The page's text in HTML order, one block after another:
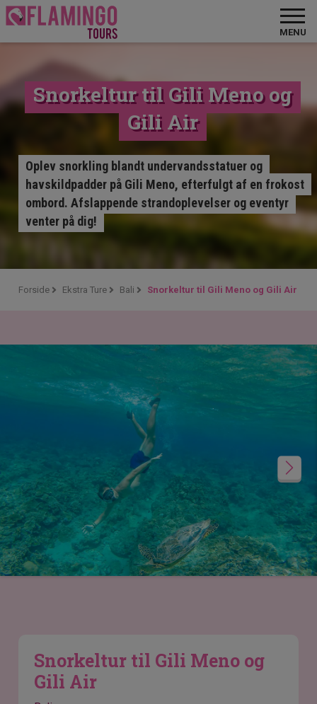
MENU
Snorkeltur til Gili Meno og
Gili Air
Oplev snorkling blandt undervandsstatuer og
havskildpadder på Gili Meno, efterfulgt af en frokost
ombord. Afslappende strandoplevelser og eventyr
venter på dig!
Forside Ekstra Ture Bali Snorkeltur til Gili Meno og Gili Air
Snorkeltur til Gili Meno og
Gili Air